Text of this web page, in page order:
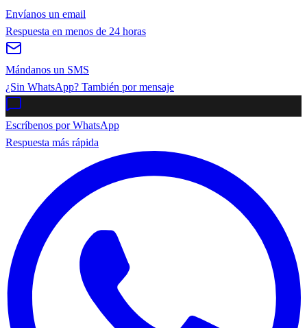
Envíanos un email
Respuesta en menos de 24 horas
Mándanos un SMS
¿Sin WhatsApp? También por mensaje
Escríbenos por WhatsApp
Respuesta más rápida